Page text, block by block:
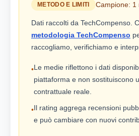
METODO E LIMITI Campione: 1
Dati raccolti da TechCompenso.
metodologia TechCompenso
raccogliamo, verifichiamo e
•Le medie riflettono i dati
piattaforma e non sostituiscono
contrattuale reale.
•Il rating aggrega recensioni
e può cambiare con nuovi